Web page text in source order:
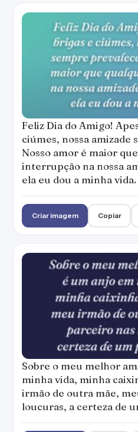
Feliz Dia do Amigo!
ciúmes, nossa amizade
Nosso amor é maior
interrupção na nossa
ela eu dou a minha vida.
Criar imagem Copiar
Sobre o meu melhor
minha vida, minha
irmão de outra mãe,
loucuras, a certeza de